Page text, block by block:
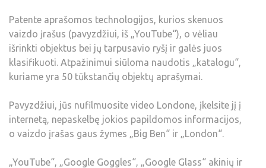
Patente aprašomos technologijos, kurios skenuos
vaizdo įrašus (pavyzdžiui, iš „YouTube“), o vėliau
išrinkti objektus bei jų tarpusavio ryšį ir galės juos
klasifikuoti. Atpažinimui siūloma naudotis „katalogu“,
kuriame yra 50 tūkstančių objektų aprašymai.
Pavyzdžiui, jūs nufilmuosite video Londone, įkelsite jį į
internetą, nepaskelbę jokios papildomos informacijos,
o vaizdo įrašas gaus žymes „Big Ben“ ir „London“.
„YouTube“, „Google Goggles“, „Google Glass“ akinių ir